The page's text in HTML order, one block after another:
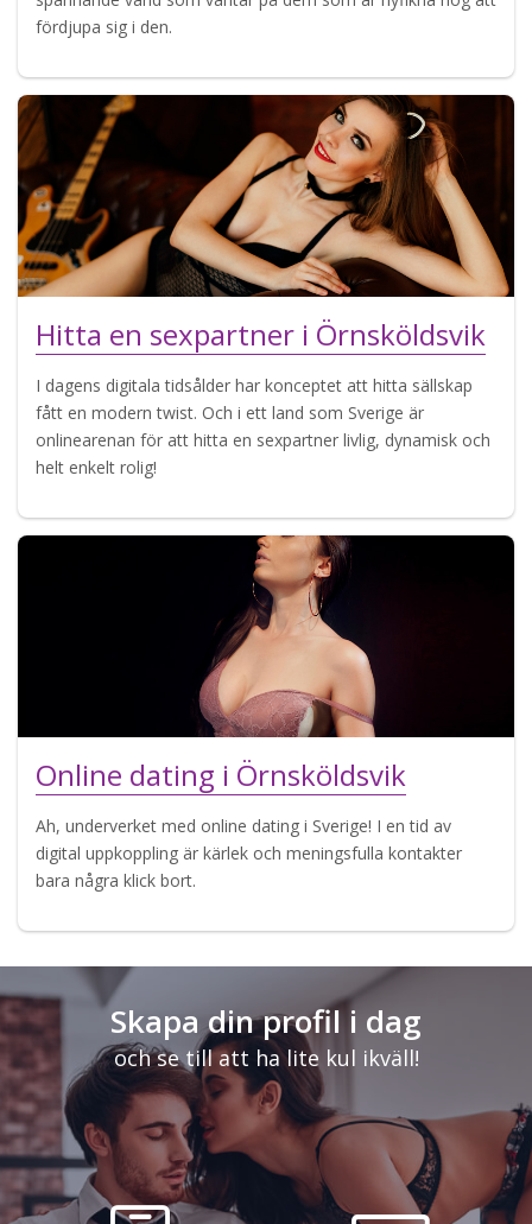
fördjupa sig i den.
Hitta en sexpartner i Örnsköldsvik
I dagens digitala tidsålder har konceptet att hitta sällskap
fått en modern twist. Och i ett land som Sverige är
onlinearenan för att hitta en sexpartner livlig, dynamisk och
helt enkelt rolig!
Online dating i Örnsköldsvik
Ah, underverket med online dating i Sverige! I en tid av
digital uppkoppling är kärlek och meningsfulla kontakter
bara några klick bort.
Skapa din profil i dag
och se till att ha lite kul ikväll!